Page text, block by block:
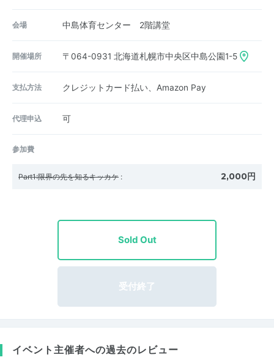
会場 中島体育センター 2階講堂
開催場所 〒064-0931 北海道札幌市中央区中島公園1-5
支払方法 クレジットカード払い、Amazon Pay
代理申込 可
参加費
Part1:限界の先を知るキッカケ : 2,000円
Sold Out
受付終了
イベント主催者への過去のレビュー